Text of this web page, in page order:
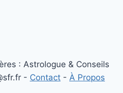
: Astrologue & Conseils
- Contact - À Propos